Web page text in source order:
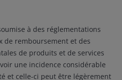
à des réglementations
de remboursement et des
de produits et de services
une incidence considérable
et celle-ci peut être légèrement